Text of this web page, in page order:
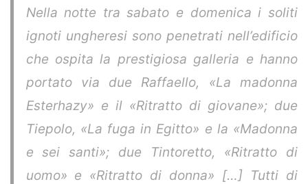
Nella notte tra sabato e domenica i soliti
ignoti ungheresi sono penetrati nell’edificio
che ospita la prestigiosa galleria e hanno
portato via due Raffaello, «La madonna
Esterhazy» e il «Ritratto di giovane»; due
Tiepolo, «La fuga in Egitto» e la «Madonna
e sei santi»; due Tintoretto, «Ritratto di
uomo» e «Ritratto di donna» […] Tutti di